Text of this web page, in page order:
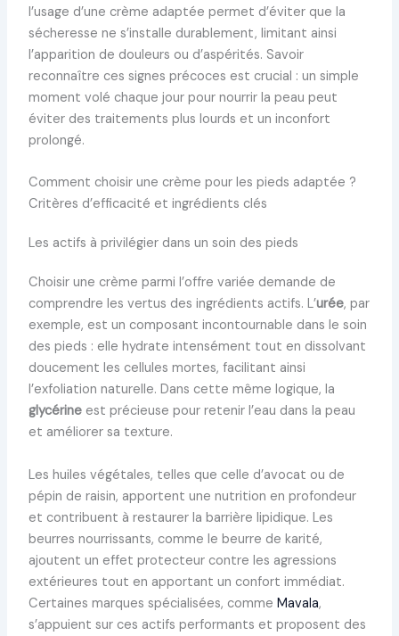
l’usage d’une crème adaptée permet d’éviter que la
sécheresse ne s’installe durablement, limitant ainsi
l’apparition de douleurs ou d’aspérités. Savoir
reconnaître ces signes précoces est crucial : un simple
moment volé chaque jour pour nourrir la peau peut
éviter des traitements plus lourds et un inconfort
prolongé.
Comment choisir une crème pour les pieds adaptée ?
Critères d’efficacité et ingrédients clés
Les actifs à privilégier dans un soin des pieds
Choisir une crème parmi l’offre variée demande de
comprendre les vertus des ingrédients actifs. L’urée, par
exemple, est un composant incontournable dans le soin
des pieds : elle hydrate intensément tout en dissolvant
doucement les cellules mortes, facilitant ainsi
l’exfoliation naturelle. Dans cette même logique, la
glycérineest précieuse pour retenir l’eau dans la peau
et améliorer sa texture.
Les huiles végétales, telles que celle d’avocat ou de
pépin de raisin, apportent une nutrition en profondeur
et contribuent à restaurer la barrière lipidique. Les
beurres nourrissants, comme le beurre de karité,
ajoutent un effet protecteur contre les agressions
extérieures tout en apportant un confort immédiat.
Certaines marques spécialisées, comme Mavala,
s’appuient sur ces actifs performants et proposent des